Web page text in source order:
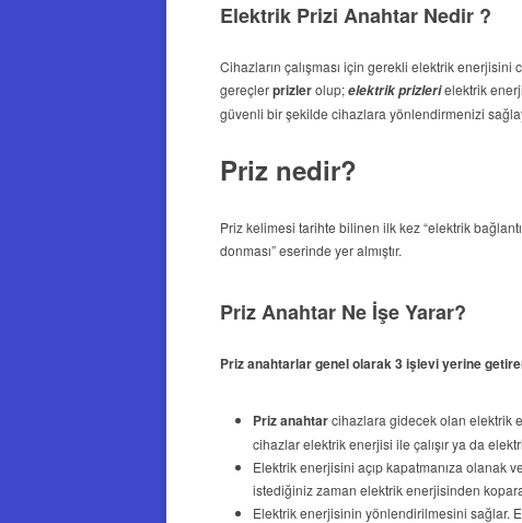
Elektrik Prizi Anahtar Nedir ?
Cihazların çalışması için gerekli elektrik enerjisini
gereçlerprizlerolup;elektrikprizlerielektrik
güvenli bir şekilde cihazlara yönlendirmenizi
Priz nedir?
Priz kelimesi tarihte bilinen ilk kez “elektrik
donması” eserinde yer almıştır.
Priz Anahtar Ne İşe Yarar?
Priz anahtarlar genel olarak 3 işlevi yerine
Priz anahtarcihazlara gidecek olan elektrik
cihazlar elektrik enerjisi ile çalışır ya da
Elektrik enerjisini açıp kapatmanıza olanak
istediğiniz zaman elektrik enerjisinden
Elektrik enerjisinin yönlendirilmesini sağlar.